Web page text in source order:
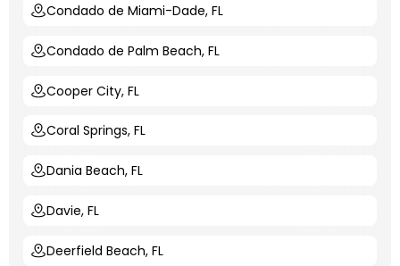
Condado de Miami-Dade, FL
Condado de Palm Beach, FL
Cooper City, FL
Coral Springs, FL
Dania Beach, FL
Davie, FL
Deerfield Beach, FL